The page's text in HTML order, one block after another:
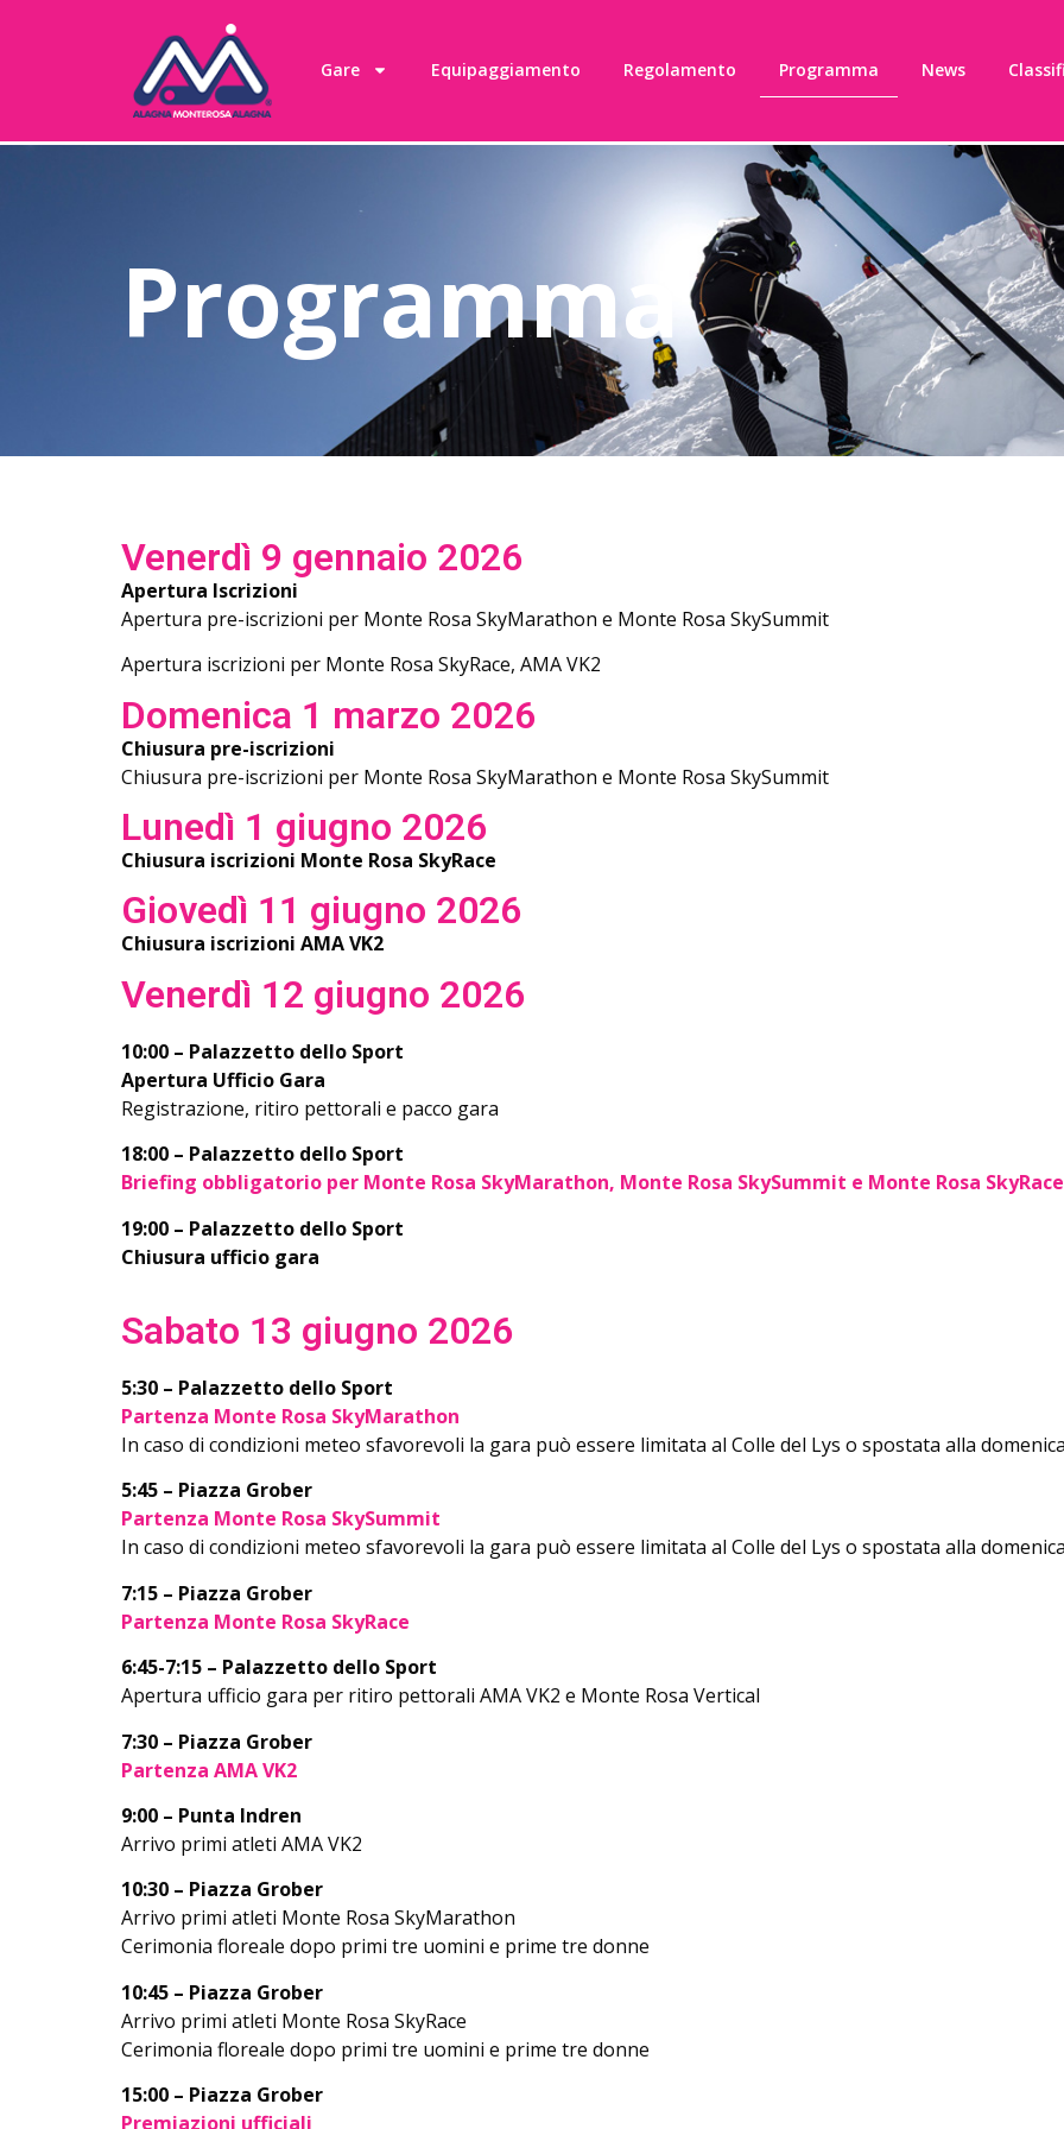
Gare Equipaggiamento Regolamento Programma News
Programma
Venerdì 9 gennaio 2026
Apertura Iscrizioni
Apertura pre-iscrizioni per Monte Rosa SkyMarathon e Monte Rosa SkySummit
Apertura iscrizioni per Monte Rosa SkyRace, AMA VK2
Domenica 1 marzo 2026
Chiusura pre-iscrizioni
Chiusura pre-iscrizioni per Monte Rosa SkyMarathon e Monte Rosa SkySummit
Lunedì 1 giugno 2026
Chiusura iscrizioni Monte Rosa SkyRace
Giovedì 11 giugno 2026
Chiusura iscrizioni AMA VK2
Venerdì 12 giugno 2026
10:00 – Palazzetto dello Sport
Apertura Ufficio Gara
Registrazione, ritiro pettorali e pacco gara
18:00 – Palazzetto dello Sport
Briefing obbligatorio per Monte Rosa SkyMarathon, Monte Rosa SkySummit e Monte Rosa SkyRace
19:00 – Palazzetto dello Sport
Chiusura ufficio gara
Sabato 13 giugno 2026
5:30 – Palazzetto dello Sport
Partenza Monte Rosa SkyMarathon
In caso di condizioni meteo sfavorevoli la gara può essere limitata al Colle del Lys o spostata alla
5:45 – Piazza Grober
Partenza Monte Rosa SkySummit
In caso di condizioni meteo sfavorevoli la gara può essere limitata al Colle del Lys o spostata alla
7:15 – Piazza Grober
Partenza Monte Rosa SkyRace
6:45-7:15 – Palazzetto dello Sport
Apertura ufficio gara per ritiro pettorali AMA VK2 e Monte Rosa Vertical
7:30 – Piazza Grober
Partenza AMA VK2
9:00 – Punta Indren
Arrivo primi atleti AMA VK2
10:30 – Piazza Grober
Arrivo primi atleti Monte Rosa SkyMarathon
Cerimonia floreale dopo primi tre uomini e prime tre donne
10:45 – Piazza Grober
Arrivo primi atleti Monte Rosa SkyRace
Cerimonia floreale dopo primi tre uomini e prime tre donne
15:00 – Piazza Grober
Premiazioni ufficiali